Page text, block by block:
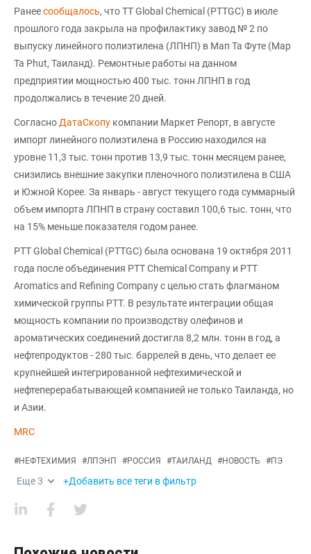
Ранеесообщалось, что TT Global Chemical (PTTGC) в июле
прошлого года закрыла на профилактику завод № 2 по
выпуску линейного полиэтилена (ЛПНП) в Мап Та Футе (Map
Ta Phut, Таиланд). Ремонтные работы на данном
предприятии мощностью 400 тыс. тонн ЛПНП в год
продолжались в течение 20 дней.
Согласно ДатаСкопу компании Маркет Репорт, в августе
импорт линейного полиэтилена в Россию находился на
уровне 11,3 тыс. тонн против 13,9 тыс. тонн месяцем ранее,
снизились внешние закупки пленочного полиэтилена в США
и Южной Корее. За январь - август текущего года суммарный
объем импорта ЛПНП в страну составил 100,6 тыс. тонн, что
на 15% меньше показателя годом ранее.
PTT Global Chemical (PTTGC) была основана 19 октября 2011
года после объединения PTT Chemical Company и PTT
Aromatics and Refining Company с целью стать флагманом
химической группы PTT. В результате интеграции общая
мощность компании по производству олефинов и
ароматических соединений достигла 8,2 млн. тонн в год, а
нефтепродуктов - 280 тыс. баррелей в день, что делает ее
крупнейшей интегрированной нефтехимической и
нефтеперерабатывающей компанией не только Таиланда, но
и Азии.
MRC
#НЕФТЕХИМИЯ #ЛПЭНП #РОССИЯ #ТАИЛАНД #НОВОСТЬ #ПЭ
Еще3 +Добавить все теги в фильтр